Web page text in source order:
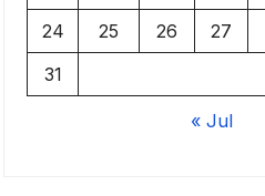
24
25 26 27
31
« Jul